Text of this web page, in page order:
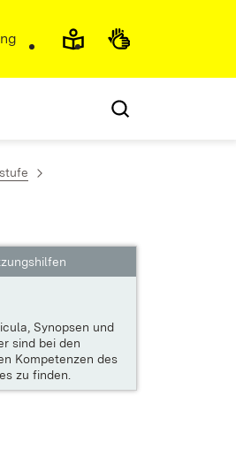
Synopsen und
sind bei den
Kompetenzen des
zu finden.